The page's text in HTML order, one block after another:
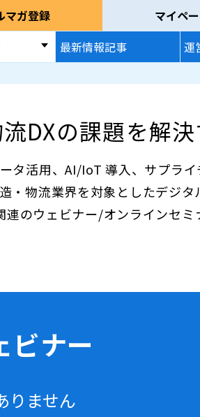
マガ登録 マイペ
最新情報記事 運
DXの課題を解
タ活用、AI/IoT 導入、サプラ
・物流業界を対象としたデジ
連のウェビナー/オンラインセミ
ビナー
りません